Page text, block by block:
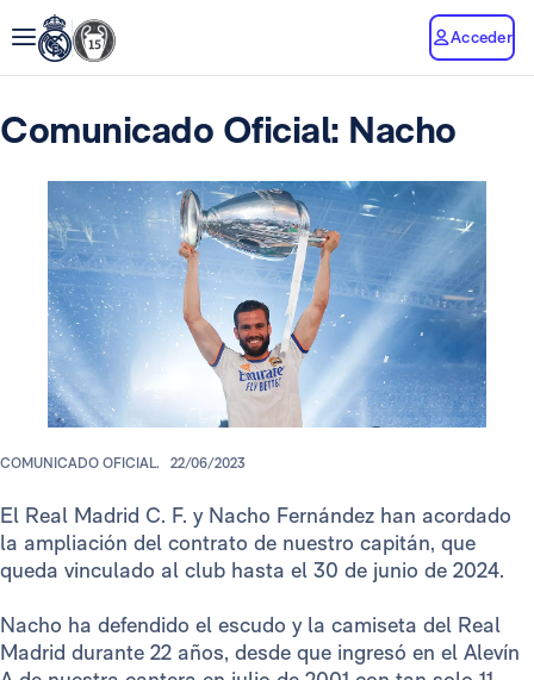
Acceder
Comunicado Oficial: Nacho
COMUNICADO OFICIAL. 22/06/2023
El Real Madrid C. F. y Nacho Fernández han acordado
la ampliación del contrato de nuestro capitán, que
queda vinculado al club hasta el 30 de junio de 2024.
Nacho ha defendido el escudo y la camiseta del Real
Madrid durante 22 años, desde que ingresó en el Alevín